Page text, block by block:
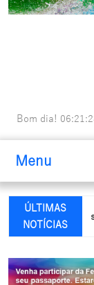
Bom dia!
Menu
ÚLTIMAS
NOTÍCIAS
da professora